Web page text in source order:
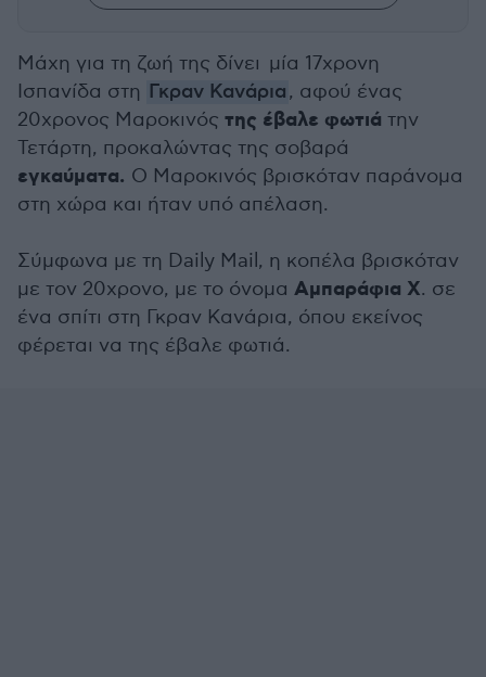
Μάχη για τη ζωή της δίνει μία 17χρονη
Ισπανίδα στη Γκραν Κανάρια, αφού ένας
20χρονος Μαροκινός της έβαλε φωτιά την
Τετάρτη, προκαλώντας της σοβαρά
εγκαύματα. Ο Μαροκινός βρισκόταν παράνομα
στη χώρα και ήταν υπό απέλαση.
Σύμφωνα με τη Daily Mail, η κοπέλα βρισκόταν
με τον 20χρονο, με το όνομα Αμπαράφια Χ. σε
ένα σπίτι στη Γκραν Κανάρια, όπου εκείνος
φέρεται να της έβαλε φωτιά.